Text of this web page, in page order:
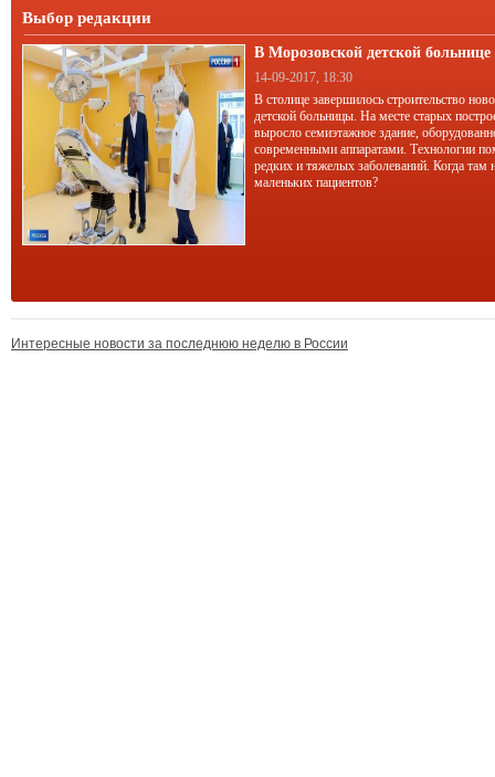
Выбор редакции
В Морозовской детской
корпус
14-09-2017, 18:30
В столице завершилось строительство
детской больницы. На месте старых
выросло семиэтажное здание,
современными аппаратами. Технологии
редких и тяжелых заболеваний. Когда там
маленьких пациентов?
Интересные новости за последнюю неделю в России